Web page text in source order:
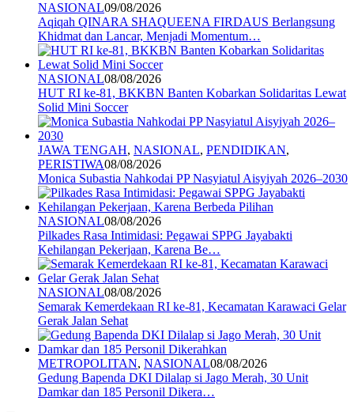
NASIONAL09/08/2026
Aqiqah QINARA SHAQUEENA FIRDAUS Berlangsung
Khidmat dan Lancar, Menjadi Momentum…
NASIONAL08/08/2026
HUT RI ke-81, BKKBN Banten Kobarkan Solidaritas Lewat
Solid Mini Soccer
JAWA TENGAH, NASIONAL, PENDIDIKAN,
PERISTIWA08/08/2026
Monica Subastia Nahkodai PP Nasyiatul Aisyiyah 2026–2030
NASIONAL08/08/2026
Pilkades Rasa Intimidasi: Pegawai SPPG Jayabakti
Kehilangan Pekerjaan, Karena Be…
NASIONAL08/08/2026
Semarak Kemerdekaan RI ke-81, Kecamatan Karawaci Gelar
Gerak Jalan Sehat
METROPOLITAN, NASIONAL08/08/2026
Gedung Bapenda DKI Dilalap si Jago Merah, 30 Unit
Damkar dan 185 Personil Dikera…